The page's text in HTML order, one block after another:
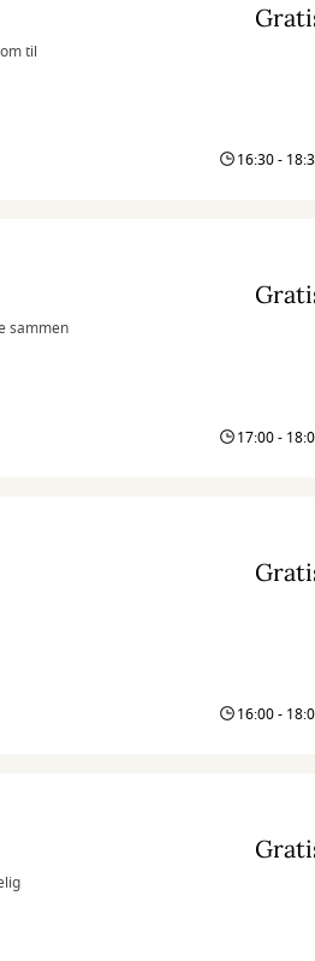
til
16:30 -
sammen
17:00 -
16:00 -